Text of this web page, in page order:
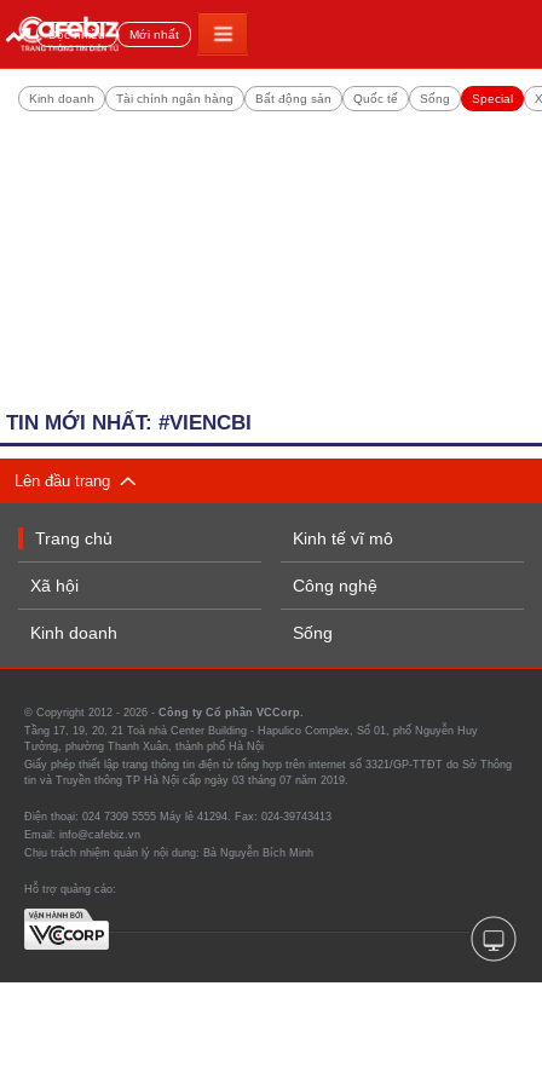
Đọc nhiều Mới nhất
Kinh doanh Tài chính ngân hàng Bất động sản Quốc tế Sống Special
TIN MỚI NHẤT: #VIENCBI
Lên đầu trang
Trang chủ
Xã hội
Kinh doanh
Kinh tế vĩ mô
Công nghệ
Sống
© Copyright 2012 - 2026 - Công ty Cổ phần VCCorp.
Tầng 17, 19, 20, 21 Toà nhà Center Building - Hapulico Complex, Số 01, phố Nguyễn Huy
Tưởng, phường Thanh Xuân, thành phố Hà Nội
Giấy phép thiết lập trang thông tin điện tử tổng hợp trên internet số 3321/GP-TTĐT do Sở Thông
tin và Truyền thông TP Hà Nội cấp ngày 03 tháng 07 năm 2019.
Điện thoại: 024 7309 5555 Máy lẻ 41294. Fax: 024-39743413
Email: info@cafebiz.vn
Chịu trách nhiệm quản lý nội dung: Bà Nguyễn Bích Minh
Hỗ trợ quảng cáo: